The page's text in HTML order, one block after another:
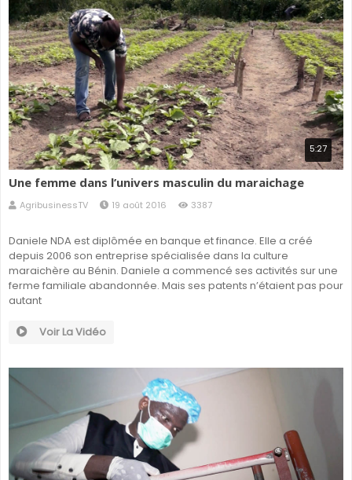
5:27
Une femme dans l’univers masculin du maraichage
AgribusinessTV 19 août 2016 3387
Daniele NDA est diplômée en banque et finance. Elle a créé
depuis 2006 son entreprise spécialisée dans la culture
maraichère au Bénin. Daniele a commencé ses activités sur une
ferme familiale abandonnée. Mais ses patents n’étaient pas pour
autant
Voir La Vidéo